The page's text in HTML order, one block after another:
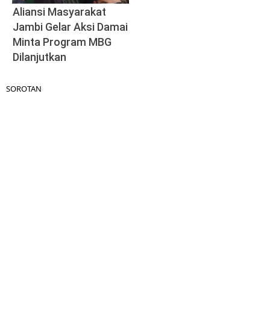
Aliansi Masyarakat
Jambi Gelar Aksi Damai
Minta Program MBG
Dilanjutkan
SOROTAN